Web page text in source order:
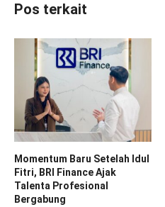
Pos terkait
Momentum Baru Setelah Idul
Fitri, BRI Finance Ajak
Talenta Profesional
Bergabung